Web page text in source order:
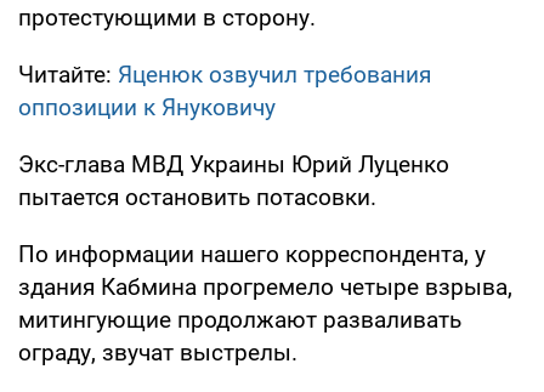
протестующими в сторону.
Читайте: Яценюк озвучил требования
оппозиции к Януковичу
Экс-глава МВД Украины Юрий Луценко
пытается остановить потасовки.
По информации нашего корреспондента, у
здания Кабмина прогремело четыре взрыва,
митингующие продолжают разваливать
ограду, звучат выстрелы.